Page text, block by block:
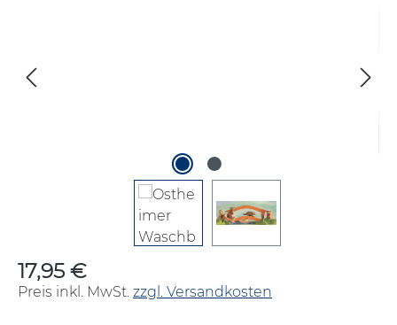
Regulärer Preis:
17,95 €
Preis inkl. MwSt. zzgl. Versandkosten